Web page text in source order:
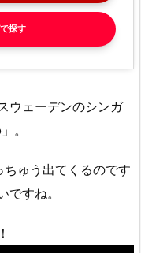
ウェーデンのシンガ
」。
ゅう出てくるのです
すね。